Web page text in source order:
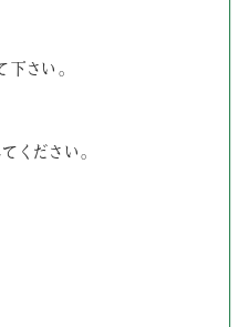
さい。
ください。